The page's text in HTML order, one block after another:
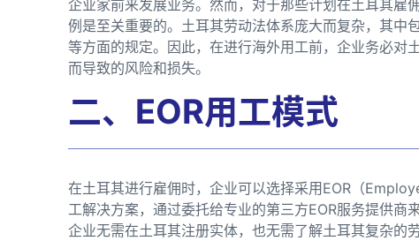
企业家前来发展业务。然而，对于那些计划在土耳其雇
例是至关重要的。土耳其劳动法体系庞大而复杂，其中
等方面的规定。因此，在进行海外用工前，企业务必对
而导致的风险和损失。
二、EOR用工模式
在土耳其进行雇佣时，企业可以选择采用EOR（
工解决方案，通过委托给专业的第三方EOR服务提供商
企业无需在土耳其注册实体，也无需了解土耳其复杂的